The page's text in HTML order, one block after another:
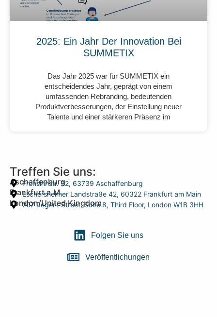
2025: Ein Jahr Der Innovation Bei
SUMMETIX
Das Jahr 2025 war für SUMMETIX ein
entscheidendes Jahr, geprägt von einem
umfassenden Rebranding, bedeutenden
Produktverbesserungen, der Einstellung neuer
Talente und einer stärkeren Präsenz im
Treffen Sie uns:
Aschaffenburg
Frohsinnstr. 32, 63739 Aschaffenburg
Frankfurt a.M.
Eschersheimer Landstraße 42, 60322 Frankfurt am Main
London/United Kingdom
207 Regent Street, Suite 8, Third Floor, London W1B 3HH
Folgen Sie uns
Veröffentlichungen